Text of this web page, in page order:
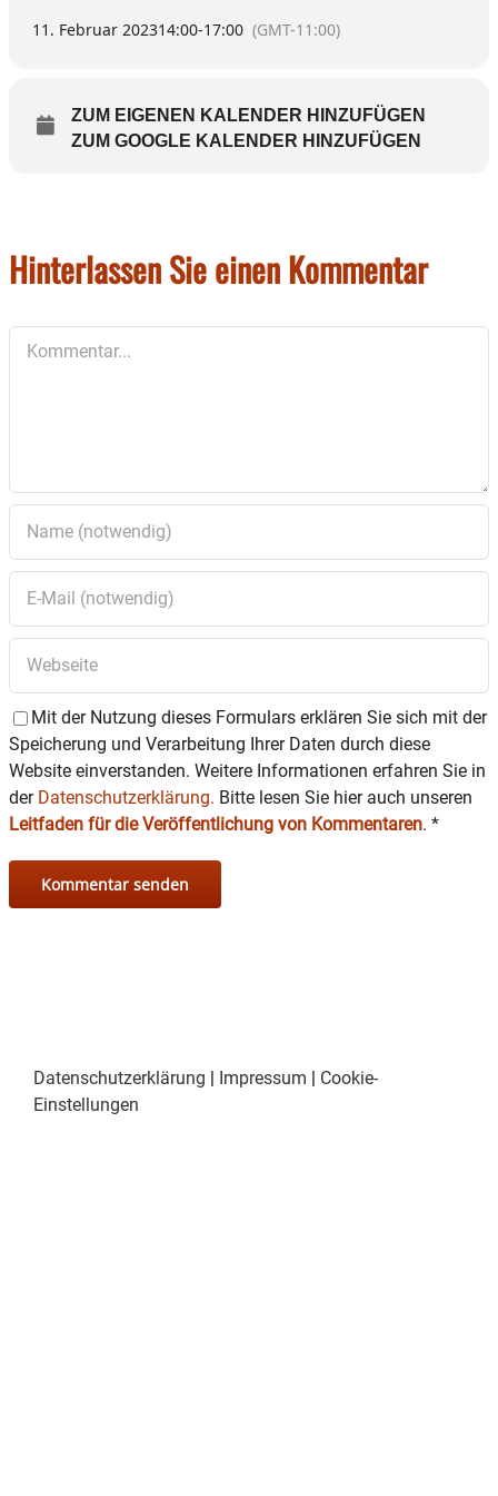
11. Februar 202314:00-17:00 (GMT-11:00)
ZUM EIGENEN KALENDER HINZUFÜGEN
ZUM GOOGLE KALENDER HINZUFÜGEN
Hinterlassen Sie einen Kommentar
Mit der Nutzung dieses Formulars erklären Sie sich mit der
Speicherung und Verarbeitung Ihrer Daten durch diese
Website einverstanden. Weitere Informationen erfahren Sie in
der Datenschutzerklärung. Bitte lesen Sie hier auch unseren
Leitfaden für die Veröffentlichung von Kommentaren. *
Datenschutzerklärung | Impressum | Cookie-
Einstellungen